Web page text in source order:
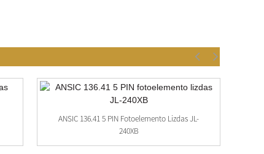
ANSIC 136.41 5 PIN Fotoelemento Lizdas JL-
240XB